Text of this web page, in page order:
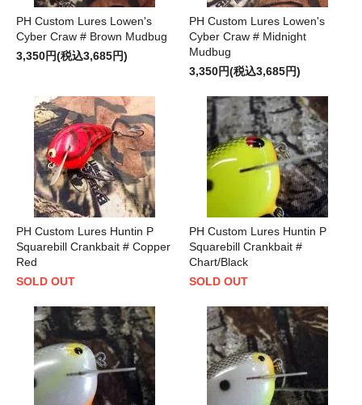
PH Custom Lures Lowen's
Cyber Craw # Brown Mudbug
3,350円(税込3,685円)
PH Custom Lures Lowen's
Cyber Craw # Midnight
Mudbug
3,350円(税込3,685円)
PH Custom Lures Huntin P
Squarebill Crankbait # Copper
Red
SOLD OUT
PH Custom Lures Huntin P
Squarebill Crankbait #
Chart/Black
SOLD OUT